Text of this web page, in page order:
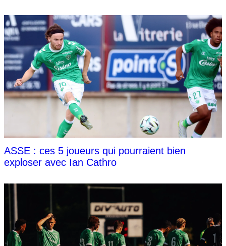
ASSE : ces 5 joueurs qui pourraient bien
exploser avec Ian Cathro